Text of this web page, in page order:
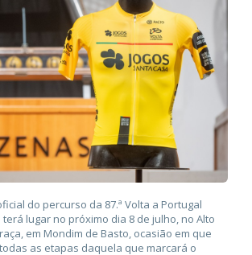
do percurso da 87.ª Volta a Portugal
terá lugar no próximo dia 8 de julho, no Alto
em Mondim de Basto, ocasião em que
as etapas daquela que marcará o